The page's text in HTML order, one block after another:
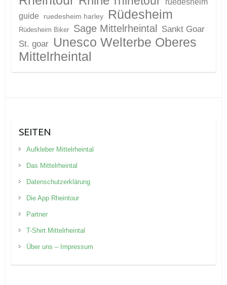
guide
ruedesheim harley Rüdesheim
Rüdesheim Biker Sage Mittelrheintal Sankt Goar
St. goar Unesco Welterbe Oberes
Mittelrheintal
SEITEN
Aufkleber Mittelrheintal
Das Mittelrheintal
Datenschutzerklärung
Die App Rheintour
Partner
T-Shirt Mittelrheintal
Über uns – Impressum